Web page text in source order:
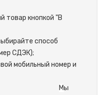
товар кнопкой "В
способ
СДЭК);
мобильный номер и
Мы